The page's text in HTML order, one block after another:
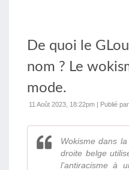
De quoi le
nom ? Le
mode.
11 Août 2023, 18:22pm | Publié
Wokisme dans
droite belge
l’antiracisme à